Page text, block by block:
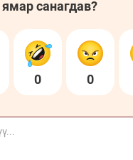
санагдав?
0 0